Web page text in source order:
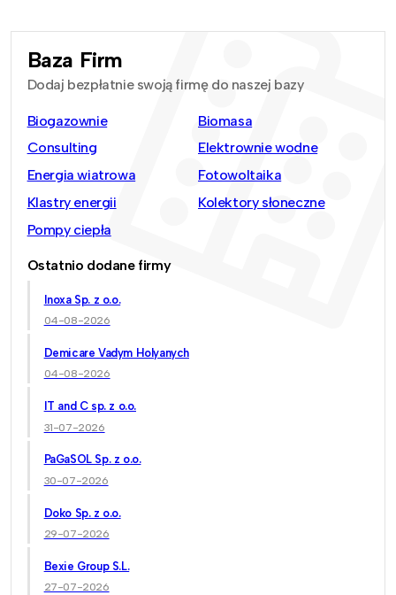
Baza Firm
Dodaj bezpłatnie swoją firmę do naszej bazy
Biogazownie
Biomasa
Consulting
Elektrownie wodne
Energia wiatrowa
Fotowoltaika
Klastry energii
Kolektory słoneczne
Pompy ciepła
Ostatnio dodane firmy
Inoxa Sp. z o.o.
04-08-2026
Demicare Vadym Holyanych
04-08-2026
IT and C sp. z o.o.
31-07-2026
PaGaSOL Sp. z o.o.
30-07-2026
Doko Sp. z o.o.
29-07-2026
Bexie Group S.L.
27-07-2026